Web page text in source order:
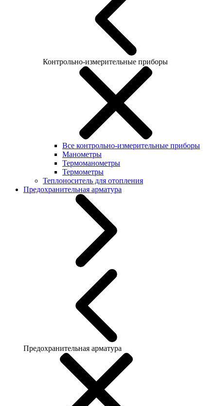
Контрольно-измерительные приборы
Все контрольно-измерительные приборы
Манометры
Термоманометры
Термометры
Теплоноситель для отопления
Предохранительная арматура
Предохранительная арматура